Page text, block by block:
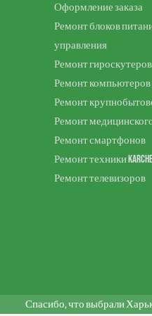
Оформление заказа
Ремонт блоков
управления
Ремонт гироскутеров
Ремонт компьютеров
Ремонт
Ремонт
Ремонт смартфонов
Ремонт техники
Ремонт телевизоров
Спасибо, что выбрали